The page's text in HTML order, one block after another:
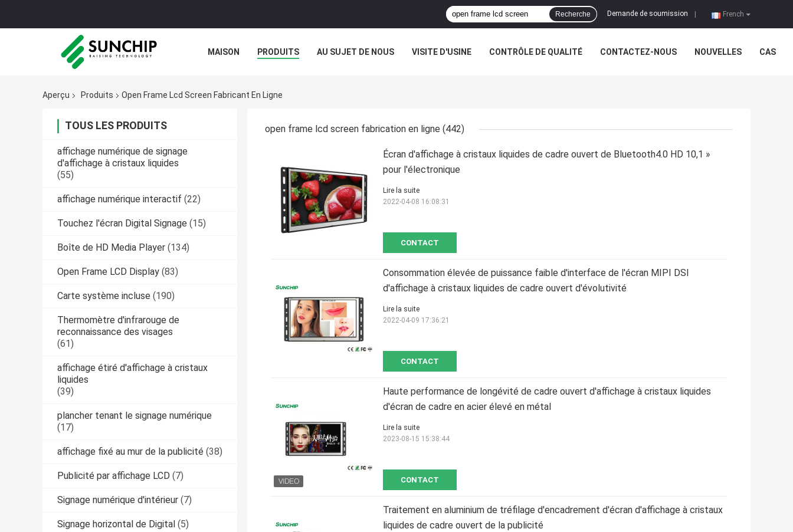
French
Demande de soumission
Recherche
MAISON PRODUITS AU SUJET DE NOUS VISITE D'USINE CONTRÔLE DE QUALITÉ CONTACTEZ-NOUS NOUVELLES CAS
Aperçu Produits Open Frame Lcd Screen Fabricant En Ligne
TOUS LES PRODUITS
affichage numérique de signage
d'affichage à cristaux liquides
(55)
affichage numérique interactif (22)
Touchez l'écran Digital Signage (15)
Boîte de HD Media Player (134)
Open Frame LCD Display (83)
Carte système incluse (190)
Thermomètre d'infrarouge de
reconnaissance des visages
(61)
affichage étiré d'affichage à cristaux
liquides
(39)
plancher tenant le signage numérique
(17)
affichage fixé au mur de la publicité (38)
Publicité par affichage LCD (7)
Signage numérique d'intérieur (7)
Signage horizontal de Digital (5)
open frame lcd screen fabrication en ligne (442)
Écran d'affichage à cristaux liquides de cadre ouvert de Bluetooth4.0 HD 10,1 »
pour l'électronique
CONTACT
Lire la suite
2022-04-08 16:08:31
Consommation élevée de puissance faible d'interface de l'écran MIPI DSI
d'affichage à cristaux liquides de cadre ouvert d'évolutivité
CONTACT
Lire la suite
2022-04-09 17:36:21
Haute performance de longévité de cadre ouvert d'affichage à cristaux liquides
d'écran de cadre en acier élevé en métal
CONTACT
Lire la suite
2023-08-15 15:38:44
Traitement en aluminium de tréfilage d'encadrement d'écran d'affichage à cristaux
liquides de cadre ouvert de la publicité